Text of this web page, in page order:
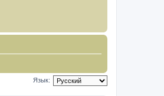
Язык: